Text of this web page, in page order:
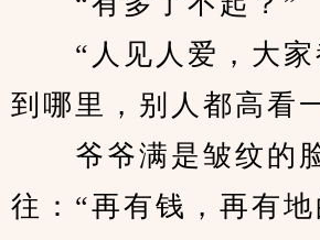
“人见人爱，大家
到哪里，别人都高看
爷爷满是皱纹的
往：“再有钱，再有地